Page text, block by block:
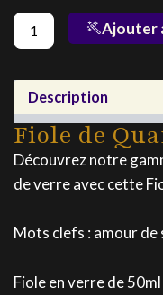
quantité
Quartz
Ajouter
Description
Fiole de
Découvrez notre
de verre avec cette
Mots clefs : amour de
Fiole en verre de